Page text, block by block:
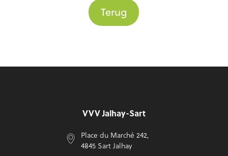
Terug
VVV Jalhay-Sart
Place du Marché 242,
4845 Sart Jalhay